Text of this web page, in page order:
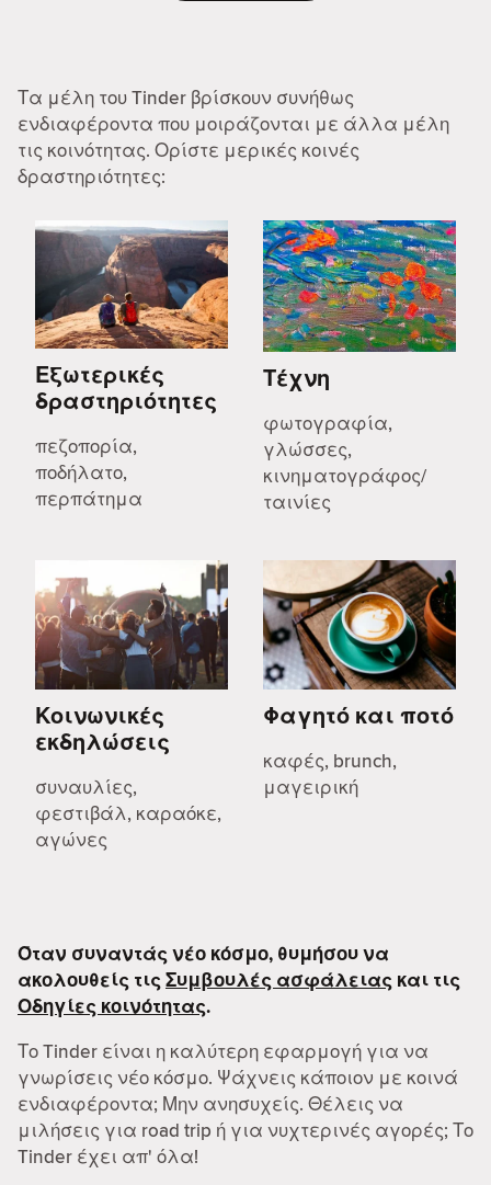
Τα μέλη του Tinder βρίσκουν συνήθως
ενδιαφέροντα που μοιράζονται με άλλα μέλη
τις κοινότητας. Ορίστε μερικές κοινές
δραστηριότητες:
Εξωτερικές
δραστηριότητες
πεζοπορία,
ποδήλατο,
περπάτημα
Τέχνη
φωτογραφία,
γλώσσες,
κινηματογράφος/
ταινίες
Κοινωνικές
εκδηλώσεις
συναυλίες,
φεστιβάλ, καραόκε,
αγώνες
Φαγητό και ποτό
καφές, brunch,
μαγειρική
Όταν συναντάς νέο κόσμο, θυμήσου να
ακολουθείς τιςΣυμβουλές ασφάλειας και τις
Οδηγίες κοινότητας.
Το Tinder είναι η καλύτερη εφαρμογή για να
γνωρίσεις νέο κόσμο. Ψάχνεις κάποιον με κοινά
ενδιαφέροντα; Μην ανησυχείς. Θέλεις να
μιλήσεις για road trip ή για νυχτερινές αγορές; Το
Tinder έχει απ' όλα!